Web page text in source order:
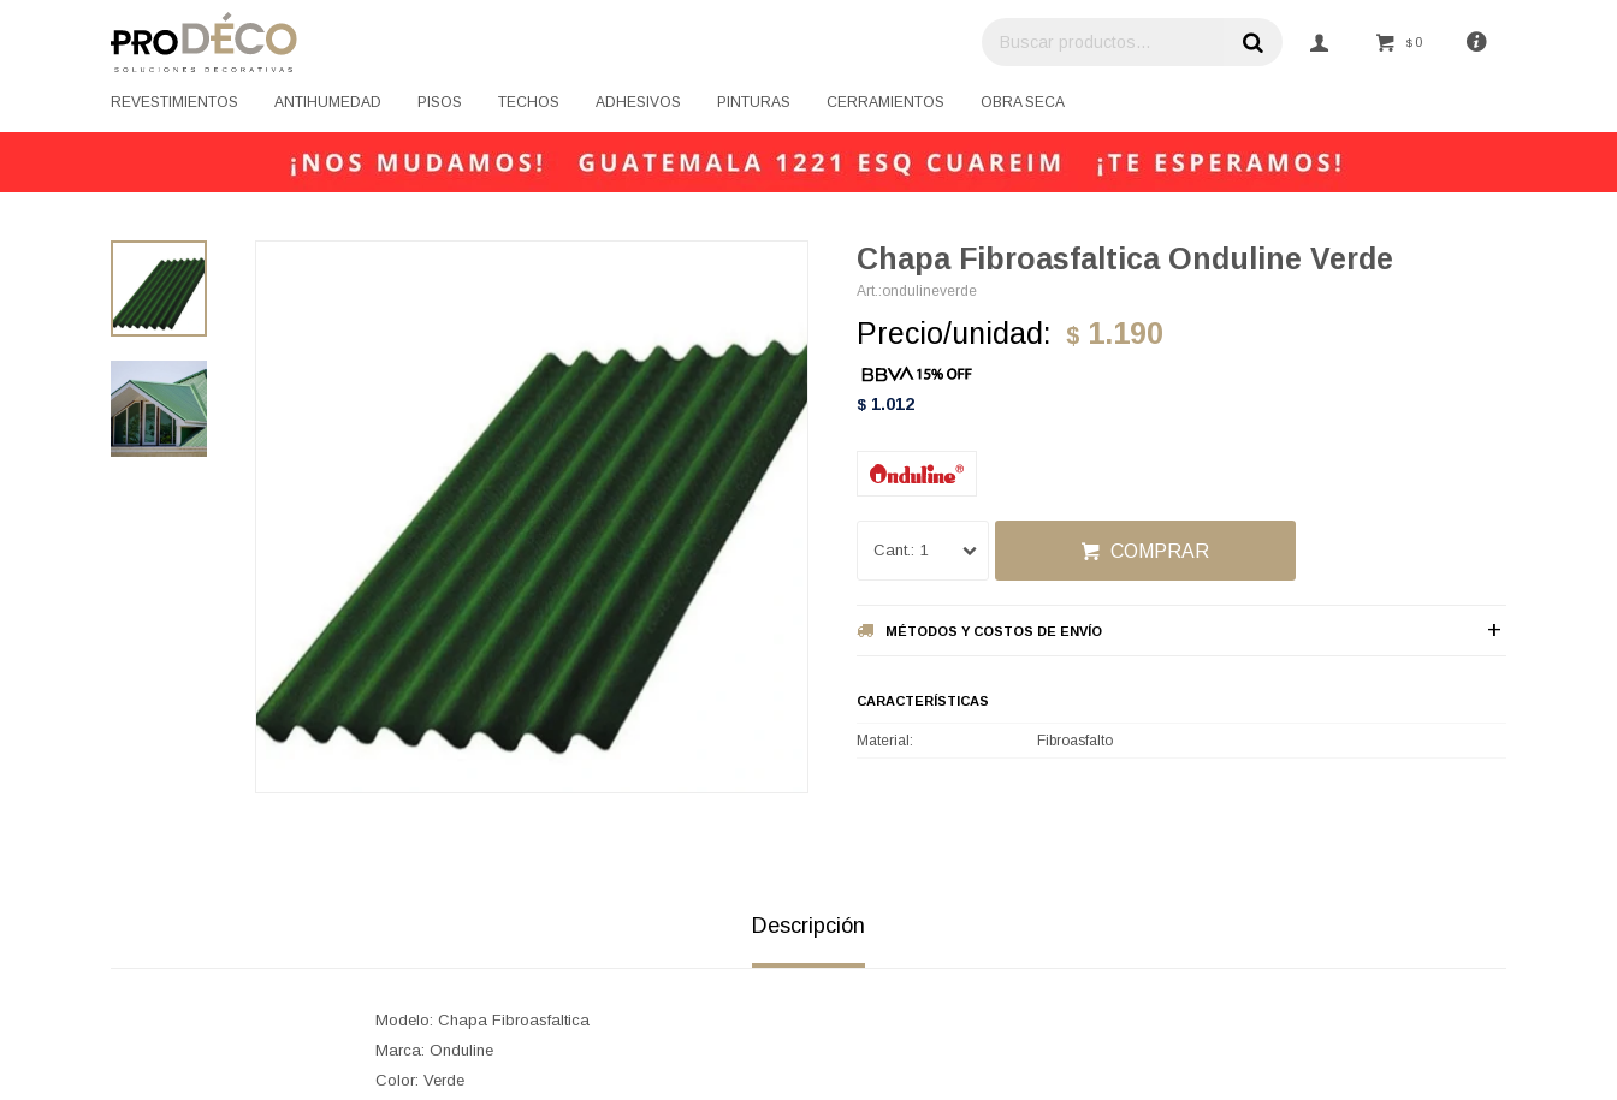
REVESTIMIENTOS ANTIHUMEDAD PISOS TECHOS ADHESIVOS PINTURAS CERRAMIENTOS OBRA SECA
$ 0
Chapa Fibroasfaltica Onduline Verde
ondulineverde
Precio/unidad: $ 1.190
$ 1.012
1 COMPRAR
MÉTODOS Y COSTOS DE ENVÍO
CARACTERÍSTICAS
Material Fibroasfalto
Descripción
Modelo: Chapa Fibroasfaltica
Marca: Onduline
Color: Verde